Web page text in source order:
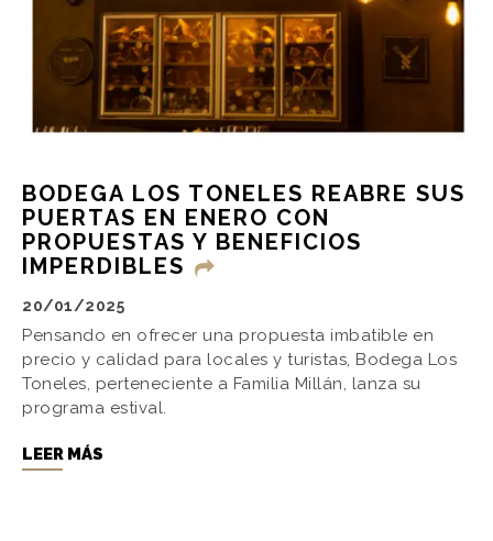
BODEGA LOS TONELES REABRE SUS
PUERTAS EN ENERO CON
PROPUESTAS Y BENEFICIOS
IMPERDIBLES
20/01/2025
Pensando en ofrecer una propuesta imbatible en
precio y calidad para locales y turistas, Bodega Los
Toneles, perteneciente a Familia Millán, lanza su
programa estival.
LEER MÁS